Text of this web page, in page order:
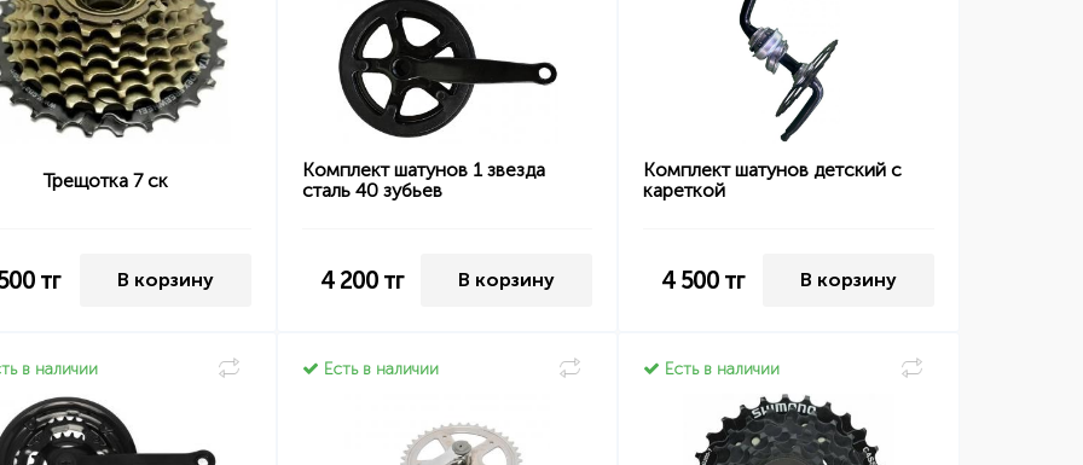
Трещотка 7 ск
тг В корзину
Комплект шатунов 1 звезда
сталь 40 зубьев
4 200тг В корзину
Комплект шатунов детский с
кареткой
4 500 тг В корзину
в наличии Есть в наличии Есть в наличии